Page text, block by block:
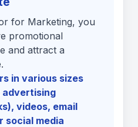
for Marketing, you
promotional
and attract a
in various sizes
advertising
videos, email
social media